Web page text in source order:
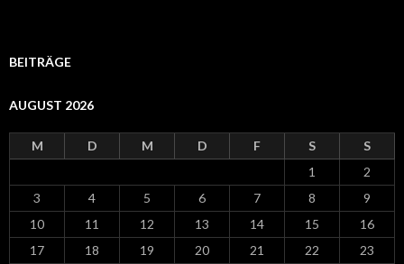
BEITRÄGE
AUGUST 2026
M D M D F S
S
1
2
3
4 5 6 7 8
9
10
11 12 13 14 15
16
17
18 19 20 21 22
23